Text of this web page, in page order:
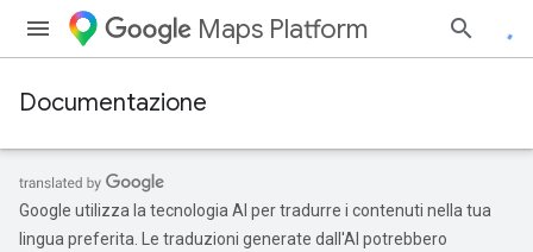
Maps Platform
Documentazione
Google utilizza la tecnologia AI per tradurre i contenuti nella tua
lingua preferita. Le traduzioni generate dall'AI potrebbero